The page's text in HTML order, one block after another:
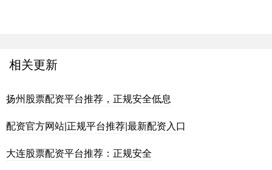
相关更新
扬州股票配资平台推荐，正规安全低息
配资官方网站|正规平台推荐|最新配资入口
大连股票配资平台推荐：正规安全